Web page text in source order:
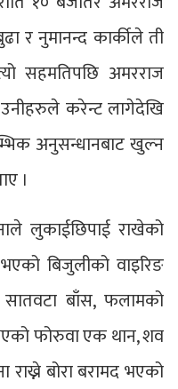
र नुमानन्द कार्कीले ती
सहमतिपछि अमरराज
उनीहरुले करेन्ट लागेदेखि
अनुसन्धानबाट खुल्न
।
लुकाईछिपाई राखेको
बिजुलीको वाइरिङ
बाँस, फलामको
फोरुवा एक थान, शव
बोरा बरामद भएको